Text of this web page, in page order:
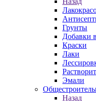
Грунты
Добавки
Краски
Лаки
Эмали
Назад